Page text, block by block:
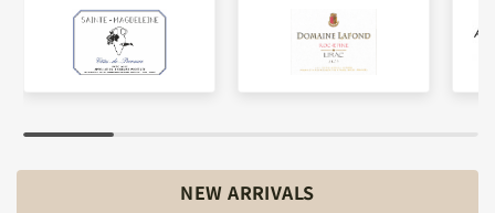
NEW ARRIVALS